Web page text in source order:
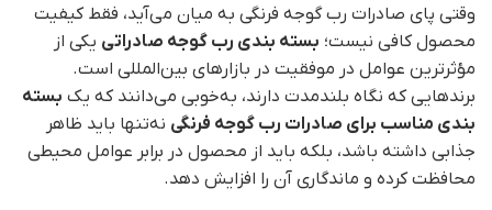
وقتی پای صادرات رب گوجه‌ فرنگی به میان می‌آید، فقط کیفیت
محصول کافی نیست؛ بسته‌ بندی رب گوجه صادراتی یکی از
مؤثرترین عوامل در موفقیت در بازارهای بین‌المللی است.
برندهایی که نگاه بلندمدت دارند، به‌خوبی می‌دانند که یک بسته
بندی مناسب برای صادرات رب گوجه‌ فرنگی نه‌تنها باید ظاهر
جذابی داشته باشد، بلکه باید از محصول در برابر عوامل محیطی
محافظت کرده و ماندگاری آن را افزایش دهد.